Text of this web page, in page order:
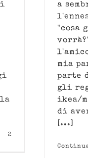
2
a
"cosa
mia
parte
gli
ikea/
di
[...]